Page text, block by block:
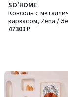
SO'HOME
Консоль с
каркасом, Zena /
47300 ₽